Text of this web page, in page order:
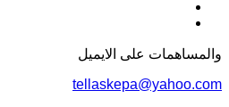
والمساهمات علی الایمیل
tellaskepa@yahoo.com